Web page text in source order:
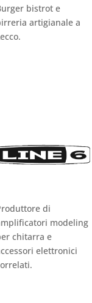
bistrot e
artigianale a
di
modeling
chitarra e
elettronici